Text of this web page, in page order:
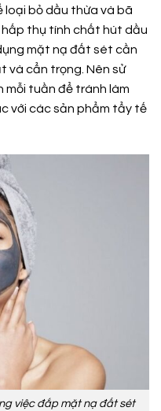
loại bỏ dầu thừa và bã
thụ tính chất hút dầu
mặt nạ đất sét cần
và cẩn trọng. Nên sử
tuần để tránh làm
với các sản phẩm tẩy tế
việc đắp mặt nạ đất sét